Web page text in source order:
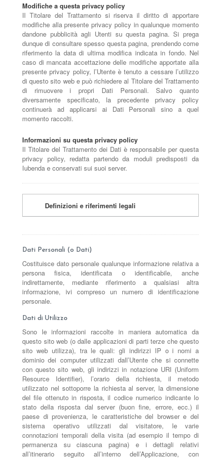
Modifiche a questa privacy policy
Il Titolare del Trattamento si riserva il diritto di apportare
modifiche alla presente privacy policy in qualunque momento
dandone pubblicità agli Utenti su questa pagina. Si prega
dunque di consultare spesso questa pagina, prendendo come
riferimento la data di ultima modifica indicata in fondo. Nel
caso di mancata accettazione delle modifiche apportate alla
presente privacy policy, l’Utente è tenuto a cessare l’utilizzo
di questo sito web e può richiedere al Titolare del Trattamento
di rimuovere i propri Dati Personali. Salvo quanto
diversamente specificato, la precedente privacy policy
continuerà ad applicarsi ai Dati Personali sino a quel
momento raccolti.
Informazioni su questa privacy policy
Il Titolare del Trattamento dei Dati è responsabile per questa
privacy policy, redatta partendo da moduli predisposti da
Iubenda e conservati sui suoi server.
Definizioni e riferimenti legali
Dati Personali (o Dati)
Costituisce dato personale qualunque informazione relativa a
persona fisica, identificata o identificabile, anche
indirettamente, mediante riferimento a qualsiasi altra
informazione, ivi compreso un numero di identificazione
personale.
Dati di Utilizzo
Sono le informazioni raccolte in maniera automatica da
questo sito web (o dalle applicazioni di parti terze che questo
sito web utilizza), tra le quali: gli indirizzi IP o i nomi a
dominio dei computer utilizzati dall’Utente che si connette
con questo sito web, gli indirizzi in notazione URI (Uniform
Resource Identifier), l’orario della richiesta, il metodo
utilizzato nel sottoporre la richiesta al server, la dimensione
del file ottenuto in risposta, il codice numerico indicante lo
stato della risposta dal server (buon fine, errore, ecc.) il
paese di provenienza, le caratteristiche del browser e del
sistema operativo utilizzati dal visitatore, le varie
connotazioni temporali della visita (ad esempio il tempo di
permanenza su ciascuna pagina) e i dettagli relativi
all’itinerario seguito all’interno dell’Applicazione, con